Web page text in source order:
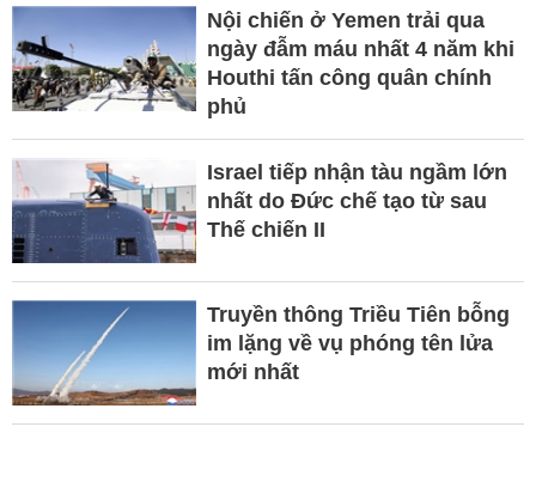
Nội chiến ở Yemen trải qua
ngày đẫm máu nhất 4 năm khi
Houthi tấn công quân chính
phủ
Israel tiếp nhận tàu ngầm lớn
nhất do Đức chế tạo từ sau
Thế chiến II
Truyền thông Triều Tiên bỗng
im lặng về vụ phóng tên lửa
mới nhất